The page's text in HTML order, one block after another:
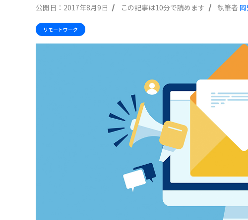
公開日： 2017年8月9日 この記事は10分で読めます 執筆者
リモートワーク